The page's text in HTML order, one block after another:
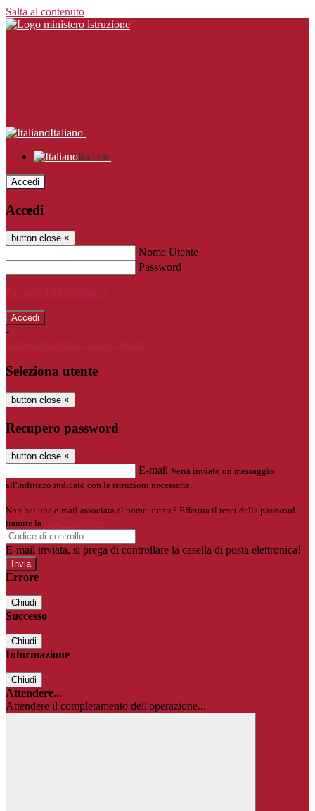
Salta al contenuto
Italiano
Italiano
Accedi
Accedi
button close ×
Nome Utente
Password
Password dimenticata?
-
Entra con SPID
Entra con CIE
Seleziona utente
button close ×
Recupero password
button close ×
E-mail Verrà inviato un messaggio
all'indirizzo indicato con le istruzioni necessarie.
Non hai una e-mail associata al nome utente? Effettua il reset della password
tramite la
Login Spaggiari
E-mail inviata, si prega di controllare la casella di posta elettronica!
Errore
Chiudi
Successo
Chiudi
Informazione
Chiudi
Attendere...
Attendere il completamento dell'operazione...